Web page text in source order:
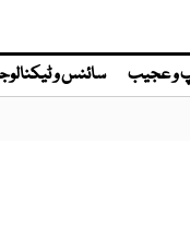
و عجیب سائنس و